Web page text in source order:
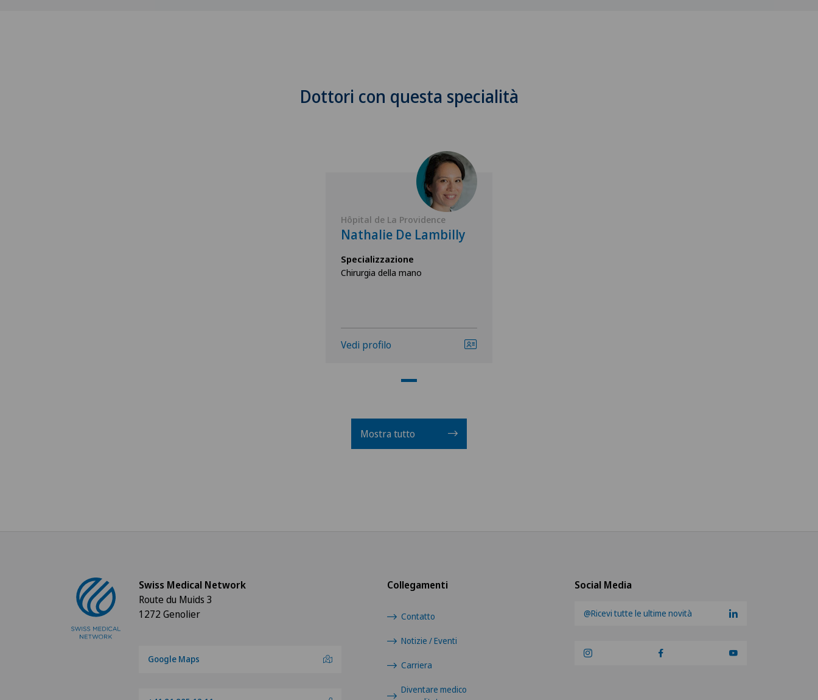
Dottori con questa specialità
Hôpital de La Providence
Nathalie De Lambilly
Specializzazione
Chirurgia della mano
Vedi profilo
Mostra tutto
Social Media
@Ricevi tutte le ultime novità
Collegamenti
Contatto
Notizie / Eventi
Carriera
Diventare medico
Swiss Medical Network
Route du Muids 3
1272 Genolier
Google Maps